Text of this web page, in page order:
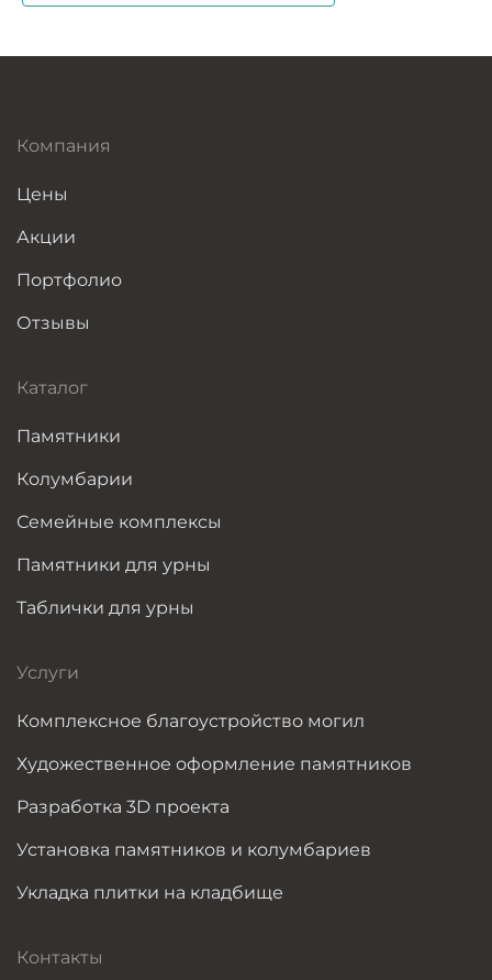
Компания
Цены
Акции
Портфолио
Отзывы
Каталог
Памятники
Колумбарии
Семейные комплексы
Памятники для урны
Таблички для урны
Услуги
Комплексное благоустройство могил
Художественное оформление памятников
Разработка 3D проекта
Установка памятников и колумбариев
Укладка плитки на кладбище
Контакты